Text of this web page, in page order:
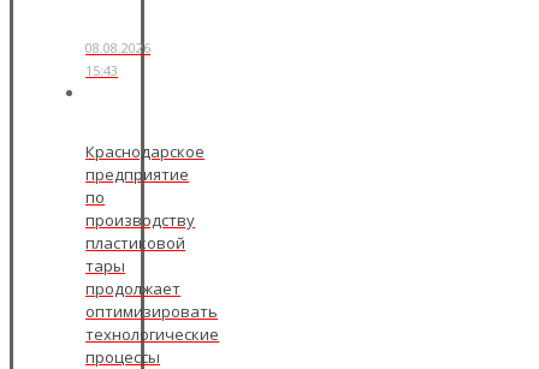
08.08.2026
15:43
Краснодарское
предприятие
по
производству
пластиковой
тары
продолжает
оптимизировать
технологические
процессы